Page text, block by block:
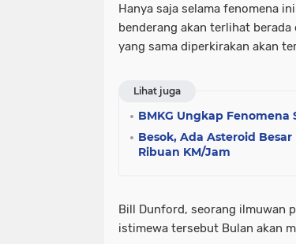
Hanya saja selama fenomena
benderang akan terlihat
yang sama diperkirakan akan
Lihat juga
BMKG Ungkap
Besok, Ada Asteroid
Ribuan KM/Jam
Bill Dunford, seorang ilmuwan
istimewa tersebut Bulan akan